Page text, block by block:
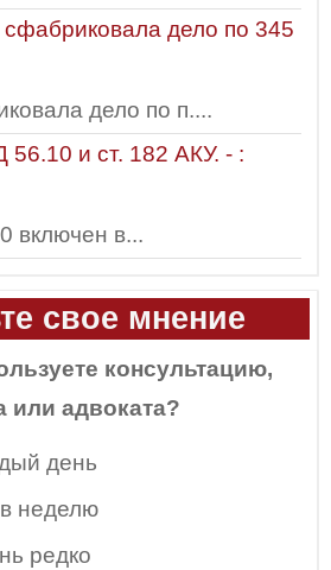
дело по 345
дело по п....
и ст. 182 АКУ. - :
включен в...
свое мнение
консультацию,
или адвоката?
день
неделю
редко